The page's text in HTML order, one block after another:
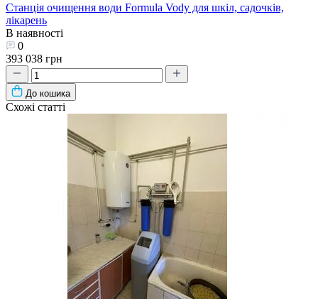
Станція очищення води Formula Vody для шкіл, садочків,
лікарень
В наявності
0
393 038 грн
До кошика
Схожі статті